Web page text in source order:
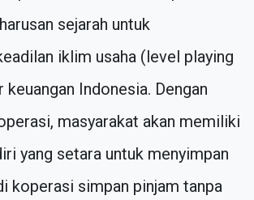
sejarah untuk
iklim usaha (level playing
Indonesia. Dengan
masyarakat akan memiliki
yang setara untuk menyimpan
koperasi simpan pinjam tanpa